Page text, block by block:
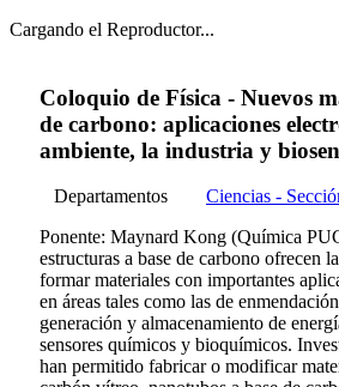
Cargando el Reproductor...
Coloquio de Física - Nuevos
de carbono: aplicaciones
ambiente, la industria y
Departamentos
Ciencias -
Ponente: Maynard Kong (Química
estructuras a base de carbono ofrecen
formar materiales con importantes
en áreas tales como las de
generación y almacenamiento de
sensores químicos y bioquímicos.
han permitido fabricar o modificar